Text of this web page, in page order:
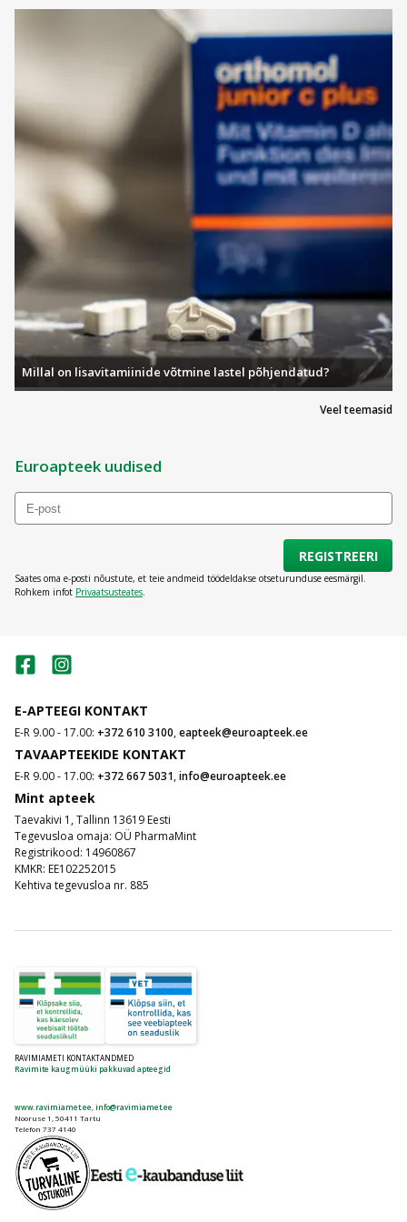
Veel teemasid
Millal on lisavitamiinide võtmine lastel põhjendatud?
Euroapteek uudised
REGISTREERI
Saates oma e-posti nõustute, et teie andmeid töödeldakse otseturunduse eesmärgil.
Rohkem infot Privaatsusteates.
E-APTEEGI KONTAKT
E-R 9.00 - 17.00: +372 610 3100,eapteek@euroapteek.ee
TAVAAPTEEKIDE KONTAKT
E-R 9.00 - 17.00: +372 667 5031,info@euroapteek.ee
Mint apteek
Taevakivi 1, Tallinn 13619 Eesti
Tegevusloa omaja: OÜ PharmaMint
Registrikood: 14960867
KMKR: EE102252015
Kehtiva tegevusloa nr. 885
RAVIMIAMETI KONTAKTANDMED
Ravimite kaugmüüki pakkuvad apteegid
www.ravimiamet.ee info@ravimiamet.ee
Nooruse 1, 50411 Tartu
Telefon 737 4140